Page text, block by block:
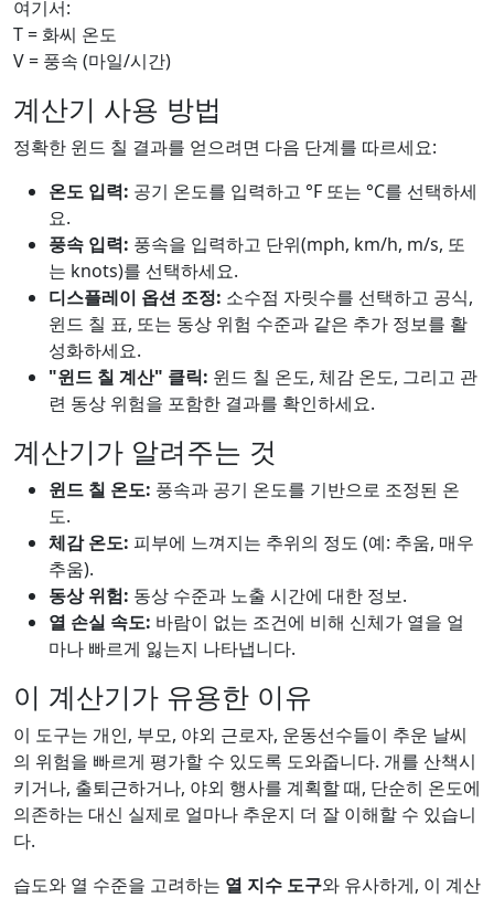
여기서:
T = 화씨 온도
V = 풍속 (마일/시간)
계산기 사용 방법
정확한 윈드 칠 결과를 얻으려면 다음 단계를 따르세요:
온도 입력: 공기 온도를 입력하고 °F 또는 °C를 선택하세
요.
풍속 입력: 풍속을 입력하고 단위(mph, km/h, m/s, 또
는 knots)를 선택하세요.
디스플레이 옵션 조정: 소수점 자릿수를 선택하고 공식,
윈드 칠 표, 또는 동상 위험 수준과 같은 추가 정보를 활
성화하세요.
"윈드 칠 계산" 클릭: 윈드 칠 온도, 체감 온도, 그리고 관
련 동상 위험을 포함한 결과를 확인하세요.
계산기가 알려주는 것
윈드 칠 온도: 풍속과 공기 온도를 기반으로 조정된 온
도.
체감 온도: 피부에 느껴지는 추위의 정도 (예: 추움, 매우
추움).
동상 위험: 동상 수준과 노출 시간에 대한 정보.
열 손실 속도: 바람이 없는 조건에 비해 신체가 열을 얼
마나 빠르게 잃는지 나타냅니다.
이 계산기가 유용한 이유
이 도구는 개인, 부모, 야외 근로자, 운동선수들이 추운 날씨
의 위험을 빠르게 평가할 수 있도록 도와줍니다. 개를 산책시
키거나, 출퇴근하거나, 야외 행사를 계획할 때, 단순히 온도에
의존하는 대신 실제로 얼마나 추운지 더 잘 이해할 수 있습니
다.
습도와 열 수준을 고려하는 열 지수 도구와 유사하게, 이 계산